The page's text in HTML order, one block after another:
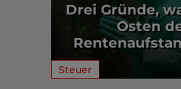
Drei Gründe,
Osten
Steuer